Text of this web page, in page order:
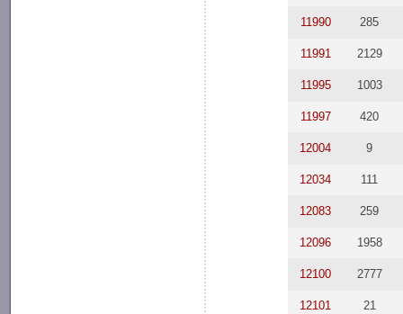
11990 285
11991 2129
11995 1003
11997 420
12004 9
12034 111
12083 259
12096 1958
12100 2777
12101 21